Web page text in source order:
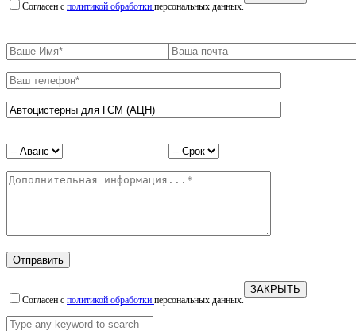
Согласен с политикой обработки персональных данных.
Согласен с политикой обработки персональных данных.
ЗАКРЫТЬ